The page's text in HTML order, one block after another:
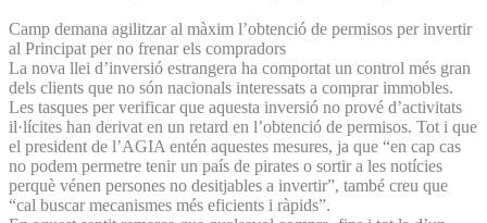
Camp demana agilitzar al màxim l’obtenció de permisos per invertir
al Principat per no frenar els compradors
La nova llei d’inversió estrangera ha comportat un control més gran
dels clients que no són nacionals interessats a comprar immobles.
Les tasques per verificar que aquesta inversió no prové d’activitats
il·lícites han derivat en un retard en l’obtenció de permisos. Tot i que
el president de l’AGIA entén aquestes mesures, ja que “en cap cas
no podem permetre tenir un país de pirates o sortir a les notícies
perquè vénen persones no desitjables a invertir”, també creu que
“cal buscar mecanismes més eficients i ràpids”.